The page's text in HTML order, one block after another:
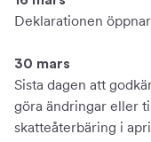
Deklarationen
30 mars
Sista dagen att
göra ändringar eller
skatteåterbäring i